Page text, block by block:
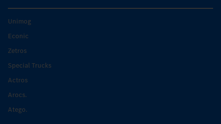
Unimog
Econic
Zetros
Special Trucks
Actros
Arocs.
Atego.